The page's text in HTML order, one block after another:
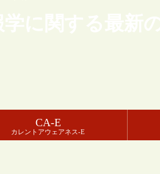
学に関する最
CA-E
カレントアウェアネス-E